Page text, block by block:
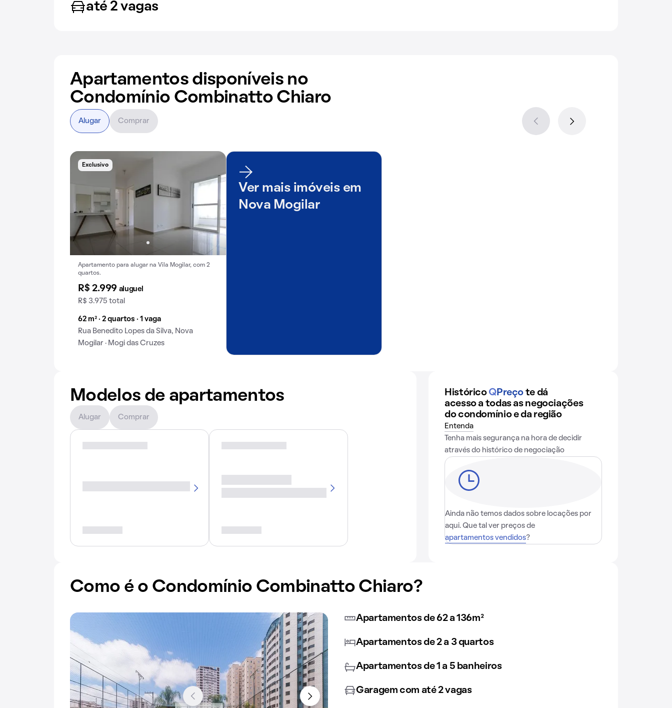
até 2 vagas
Apartamentos disponíveis no
Condomínio Combinatto Chiaro
Exclusivo
Apartamento para alugar na Vila Mogilar, com 2
quartos.
R$ 2.999 aluguel
R$ 3.975 total
62 m² · 2 quartos · 1 vaga
Rua Benedito Lopes da Silva, Nova
Mogilar · Mogi das Cruzes
Ver mais imóveis em
Nova Mogilar
Alugar Comprar
Modelos de apartamentos
Alugar Comprar
Histórico QPreço te dá
acesso a todas as negociações
do condomínio e da região
Entenda
Tenha mais segurança na hora de decidir
através do histórico de negociação
Ainda não temos dados sobre locações por
aqui. Que tal ver preços de
apartamentos vendidos?
Como é o Condomínio Combinatto Chiaro?
Apartamentos de 62 a 136m²
Apartamentos de 2 a 3 quartos
Apartamentos de 1 a 5 banheiros
Garagem com até 2 vagas